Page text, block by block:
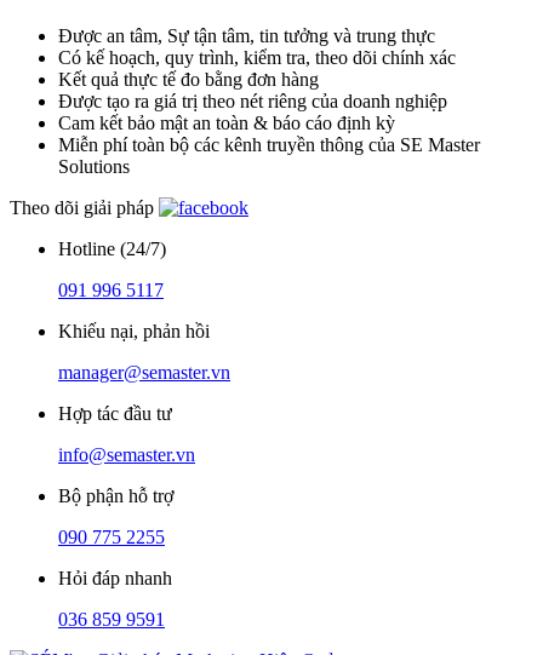
Được an tâm, Sự tận tâm, tin tưởng và trung thực
Có kế hoạch, quy trình, kiểm tra, theo dõi chính xác
Kết quả thực tế đo bằng đơn hàng
Được tạo ra giá trị theo nét riêng của doanh nghiệp
Cam kết bảo mật an toàn & báo cáo định kỳ
Miễn phí toàn bộ các kênh truyền thông của SE Master
Solutions
Theo dõi giải pháp
Hotline (24/7)
091 996 5117
Khiếu nại, phản hồi
manager@semaster.vn
Hợp tác đầu tư
info@semaster.vn
Bộ phận hỗ trợ
090 775 2255
Hỏi đáp nhanh
036 859 9591